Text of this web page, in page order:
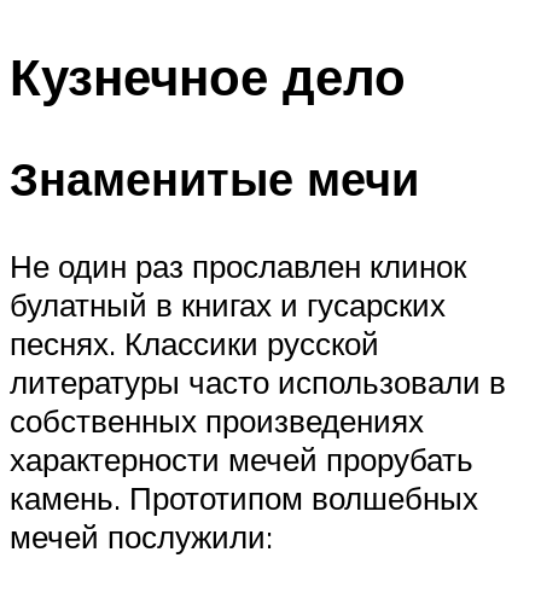
Кузнечное дело
Знаменитые мечи
Не один раз прославлен клинок
булатный в книгах и гусарских
песнях. Классики русской
литературы часто использовали в
собственных произведениях
характерности мечей прорубать
камень. Прототипом волшебных
мечей послужили: